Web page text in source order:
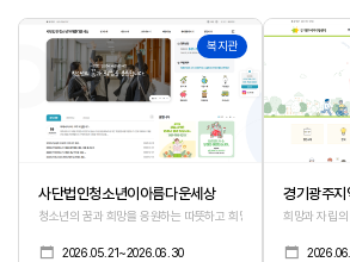
포트폴리오 목록
519 복지관
사단법인청소년이아름다운세상
청소년의 꿈과 희망을 응원하는 따뜻하고 희망적인 감성의 홈페이지
2026.05.21~2026.06.30
518
경기광주지
희망과 자립